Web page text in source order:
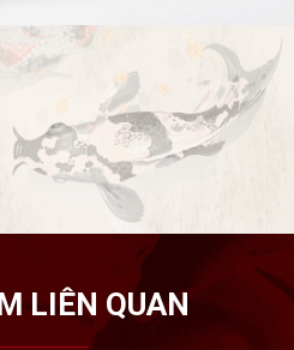
LIÊN QUAN